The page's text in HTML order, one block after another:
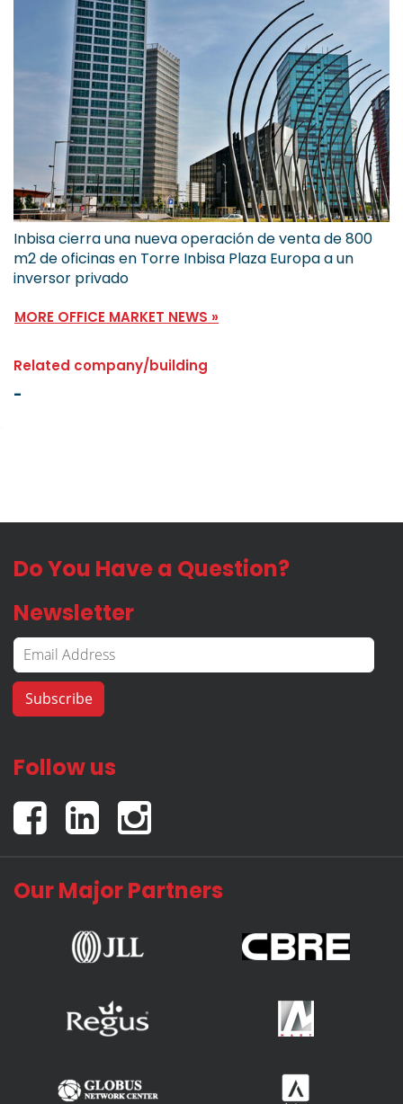
Inbisa cierra una nueva operación de venta de 800
m2 de oficinas en Torre Inbisa Plaza Europa a un
inversor privado
MORE OFFICE MARKET NEWS »
Related company/building
-
Do You Have a Question?
Newsletter
Follow us
Our Major Partners